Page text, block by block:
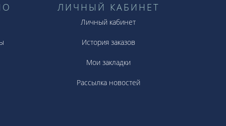
ЛИЧНЫЙ КАБИНЕТ
Личный кабинет
История заказов
Мои закладки
Рассылка новостей